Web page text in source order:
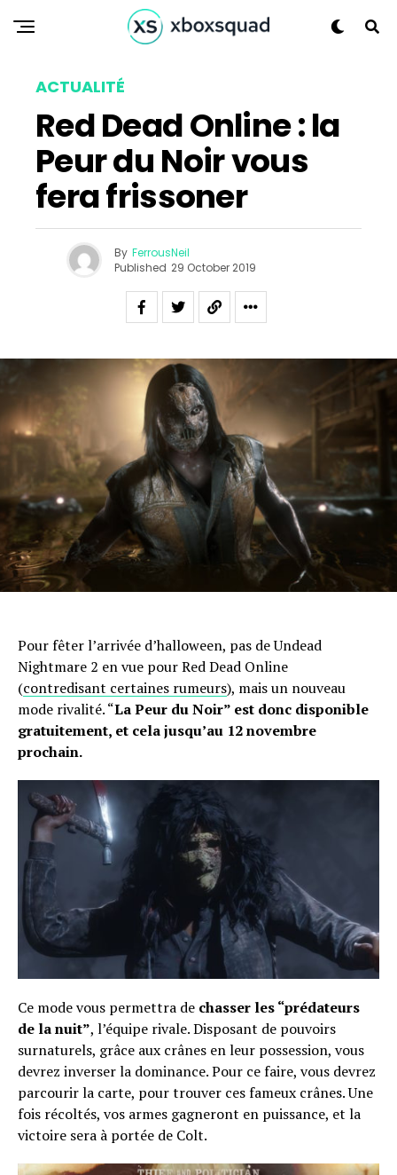
ACTUALITÉ
Red Dead Online : la
Peur du Noir vous
fera frissoner
By FerrousNeil
Published 29 October 2019
Pour fêter l’arrivée d’halloween, pas de Undead
Nightmare 2 en vue pour Red Dead Online
(contredisant certaines rumeurs), mais un nouveau
mode rivalité. “La Peur du Noir” est donc disponible
gratuitement, et cela jusqu’au 12 novembre
prochain.
Ce mode vous permettra de chasser les “prédateurs
de la nuit”, l’équipe rivale. Disposant de pouvoirs
surnaturels, grâce aux crânes en leur possession, vous
devrez inverser la dominance. Pour ce faire, vous devrez
parcourir la carte, pour trouver ces fameux crânes. Une
fois récoltés, vos armes gagneront en puissance, et la
victoire sera à portée de Colt.
Pinterest
Whatsapp
Email